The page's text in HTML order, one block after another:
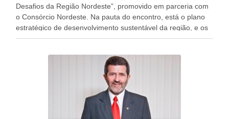
Desafios da Região Nordeste”, promovido em parceria com
o Consórcio Nordeste. Na pauta do encontro, está o plano
estratégico de desenvolvimento sustentável da região, e os
desafios para a elaboração de políticas públicas, que
evento contou com a presença do Vice-presidente Geraldo
Alckmin, que também ocupa o Ministério do
Desenvolvimento, Indústria, Comércio e Serviços, o ex
governador de Pernambuco, agora Presidente do Banco do
Nordeste, Paulo Câmara, o ex Deputado Federal, e
atualmente Superintendente da SUDENE, Danilo Cabral, da